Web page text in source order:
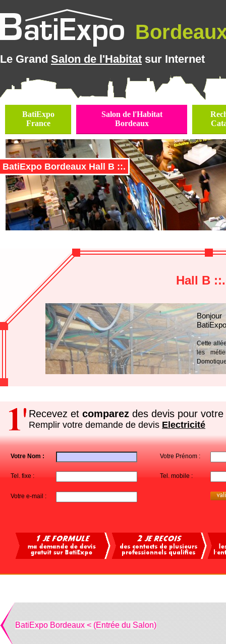
Le Grand Salon de l'Habitat sur Internet
BatiExpo
France
Salon de l'Habitat
Bordeaux
BatiExpo Bordeaux Hall B ::.
Hall B
Cette
les
Recevez et comparez des devis pour votre
Remplir votre demande de devis Electricité
Votre Nom : Votre Prénom :
Tel. fixe : Tel. mobile :
Votre e-mail :
BatiExpo Bordeaux < (Entrée du Salon)